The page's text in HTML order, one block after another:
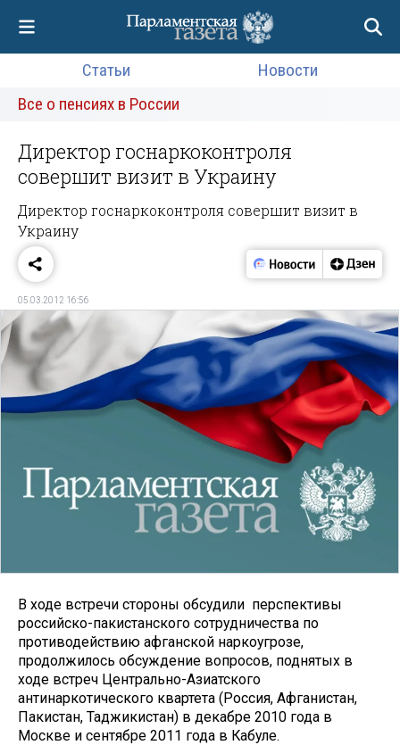
Статьи
Новости
Все о пенсиях в России
Директор госнаркоконтроля
совершит визит в Украину
Директор госнаркоконтроля совершит визит в
Украину
05.03.2012 16:56
В ходе встречи стороны обсудили перспективы
российско-пакистанского сотрудничества по
противодействию афганской наркоугрозе,
продолжилось обсуждение вопросов, поднятых в
ходе встреч Центрально-Азиатского
антинаркотического квартета (Россия, Афганистан,
Пакистан, Таджикистан) в декабре 2010 года в
Москве и сентябре 2011 года в Кабуле.